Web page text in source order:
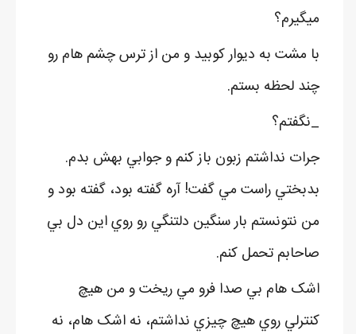
ميگيرم؟
با مشت به ديوار کوبيد و من از ترس چشم هام رو
چند لحظه بستم.
_نگفتم؟
جرات نداشتم زبون باز کنم و جوابي بهش بدم.
بدبختي راست مي گفت! آره گفته بود، گفته بود و
من نتونستم بار سنگين دلتنگي رو روي اين دل بي
صاحابم تحمل کنم.
اشک هام بي صدا فرو مي ريخت و من هيچ
کنترلي روي هيچ چيزي نداشتم، نه اشک هام، نه